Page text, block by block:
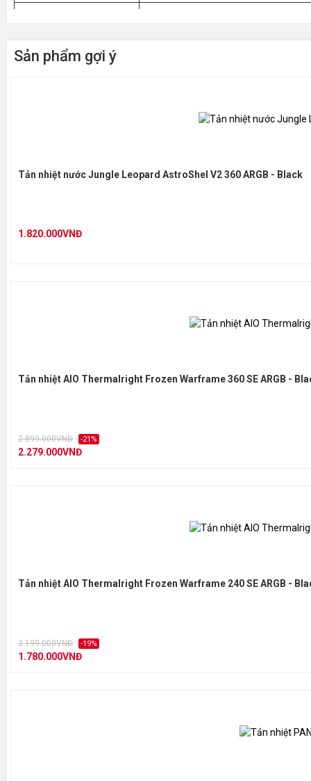
Quạt đi kèm
Sản phẩm gợi ý
Tản nhiệt nước Jungle Leopard AstroShel V2 360 ARGB - Black
1.820.000VNĐ
Tản nhiệt AIO Thermalright Frozen Warframe 360 SE ARGB -
2.899.000VNĐ -21%
2.279.000VNĐ
Tản nhiệt AIO Thermalright Frozen Warframe 240 SE ARGB -
2.199.000VNĐ -19%
1.780.000VNĐ